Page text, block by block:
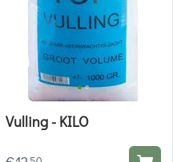
Vulling - KILO